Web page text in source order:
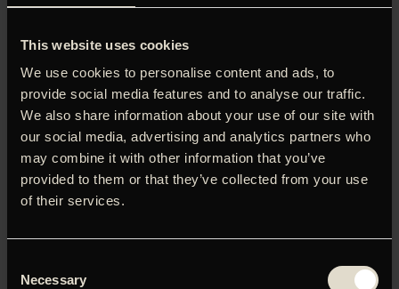
This website uses cookies
We use cookies to personalise content and ads, to
provide social media features and to analyse our traffic.
We also share information about your use of our site with
our social media, advertising and analytics partners who
may combine it with other information that you’ve
provided to them or that they’ve collected from your use
of their services.
Selection
Necessary
Selvom midlerne til Mehdi Avaz' debut har været små, har
ambitionerne eller evnerne det på ingen måde. Historien
sin hjemby, fordi en ven er dødeligt syg, og den anden den